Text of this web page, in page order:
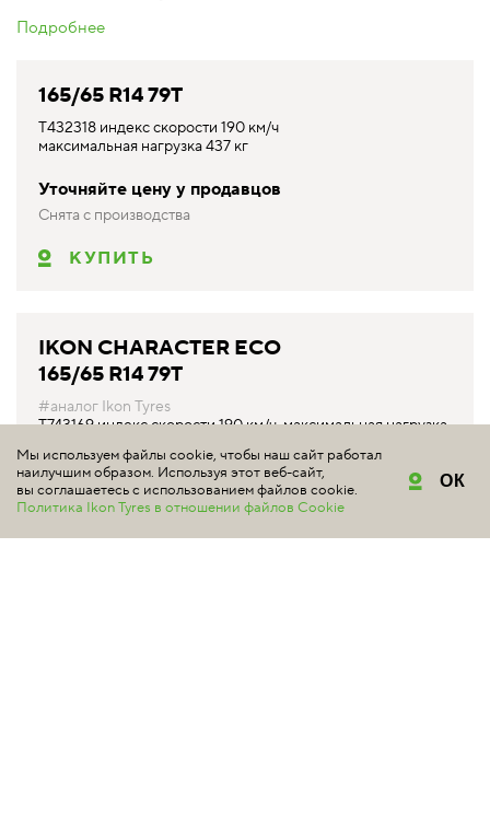
Подробнее
165/65 R14 79T
T432318 индекс скорости 190 км/ч
максимальная нагрузка 437 кг
Уточняйте цену у продавцов
Снята с производства
КУПИТЬ
IKON CHARACTER ECO
165/65 R14 79T
#аналог Ikon Tyres
T743169 индекс скорости 190 км/ч, максимальная нагрузка
от 3 960 ₽*
Мы используем файлы cookie, чтобы наш сайт работал
наилучшим образом. Используя этот веб-сайт,
вы соглашаетесь с использованием файлов cookie.
Политика Ikon Tyres в отношении файлов Cookie
ОК